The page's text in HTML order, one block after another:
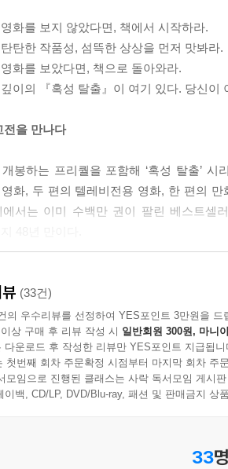
화를 보지 않았다면, 책에서 시작하라.
탄한 작품성, 섬뜩한 상상을 먼저 맛봐라.
화를 보았다면, 책으로 돌아와라.
이의 『혹성 탈출』이 여기 있다. 당신이
전을 만나다
봉하는 프리퀄을 포함해 ‘혹성 탈출’
화, 두 편의 텔레비전용 영화, 한 편의
에서는 이미 수백만 권이 팔린 베스트셀
면 피에르 불(1912~1994)은 본격적인
공상과학소설『혹성 탈출』(1963)이
모험담을 다룬 공상과학소설. 또는 그런
초판 출간 당시 충격적인 설정과 내용으
온몸이 전율로 오싹거린다. 또 다른
.
(33건)
의 우수리뷰를 선정하여 YES포인트 3만원을 드
상 구매 후 리뷰 작성 시 일반회원 300원, 마니
다운로드 후 작성한 리뷰만 YES포인트 지급됩니
첫번째 회차 주문확정 시점부터 마지막 회차 주
모임으로 진행된 클래스는 사락 독서모임 게시
이백, CD/LP, DVD/Blu-ray, 패션 및 판매금지 상
33